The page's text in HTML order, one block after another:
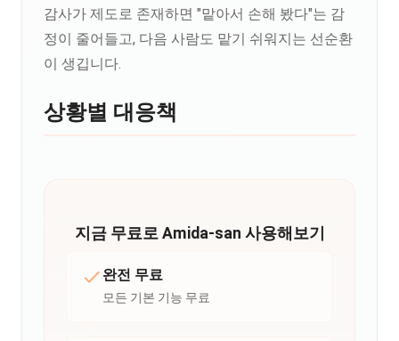
감사가 제도로 존재하면 "맡아서 손해 봤다"는 감
정이 줄어들고, 다음 사람도 맡기 쉬워지는 선순환
이 생깁니다.
상황별 대응책
지금 무료로 Amida-san 사용해보기
완전 무료
모든 기본 기능 무료